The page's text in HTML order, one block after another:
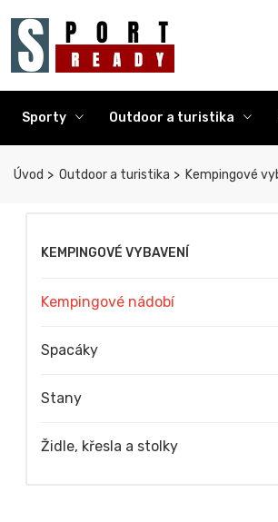
Sporty Outdoor a turistika
Úvod Outdoor a turistika Kempingové
KEMPINGOVÉ VYBAVENÍ
Kempingové nádobí
Spacáky
Stany
Židle, křesla a stolky